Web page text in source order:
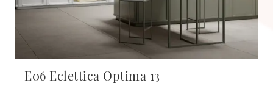
E06 Eclettica Optima 13